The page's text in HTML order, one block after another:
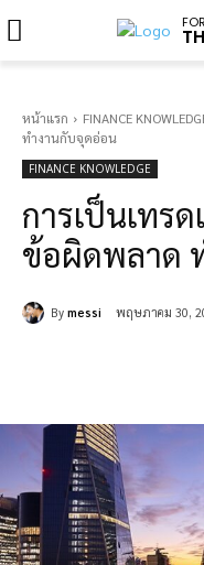
หน้าแรก FINANCE
ทำงานกับจุดอ่อน
FINANCE KNOWLEDGE
การเป็นเทร
ข้อผิดพลาด
By messi พฤษภาคม 30,